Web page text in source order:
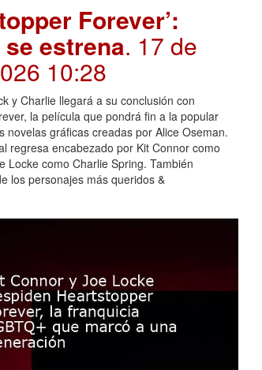
Forever’:
estrena. 17 de
10:28
y Charlie llegará a su conclusión con
la película que pondrá fin a la popular
novelas gráficas creadas por Alice Oseman.
regresa encabezado por Kit Connor como
Locke como Charlie Spring. También
los personajes más queridos &